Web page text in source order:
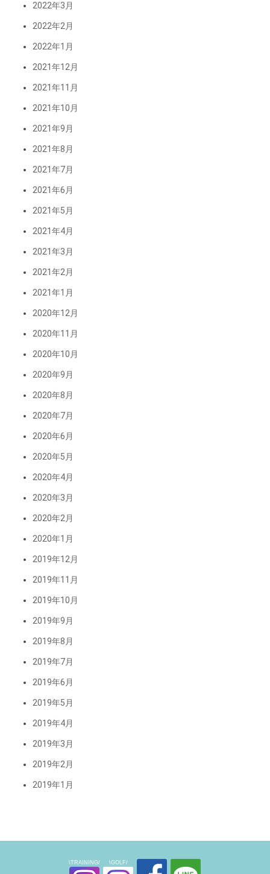
2022年3月
2022年2月
2022年1月
2021年12月
2021年11月
2021年10月
2021年9月
2021年8月
2021年7月
2021年6月
2021年5月
2021年4月
2021年3月
2021年2月
2021年1月
2020年12月
2020年11月
2020年10月
2020年9月
2020年8月
2020年7月
2020年6月
2020年5月
2020年4月
2020年3月
2020年2月
2020年1月
2019年12月
2019年11月
2019年10月
2019年9月
2019年8月
2019年7月
2019年6月
2019年5月
2019年4月
2019年3月
2019年2月
2019年1月
\TRAINING/ \GOLF/